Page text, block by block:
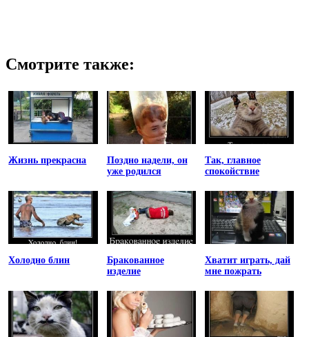
Смотрите также:
Жизнь прекрасна
Поздно надели, он
уже родился
Так, главное
спокойствие
Холодно блин
Бракованное
изделие
Хватит играть, дай
мне пожрать